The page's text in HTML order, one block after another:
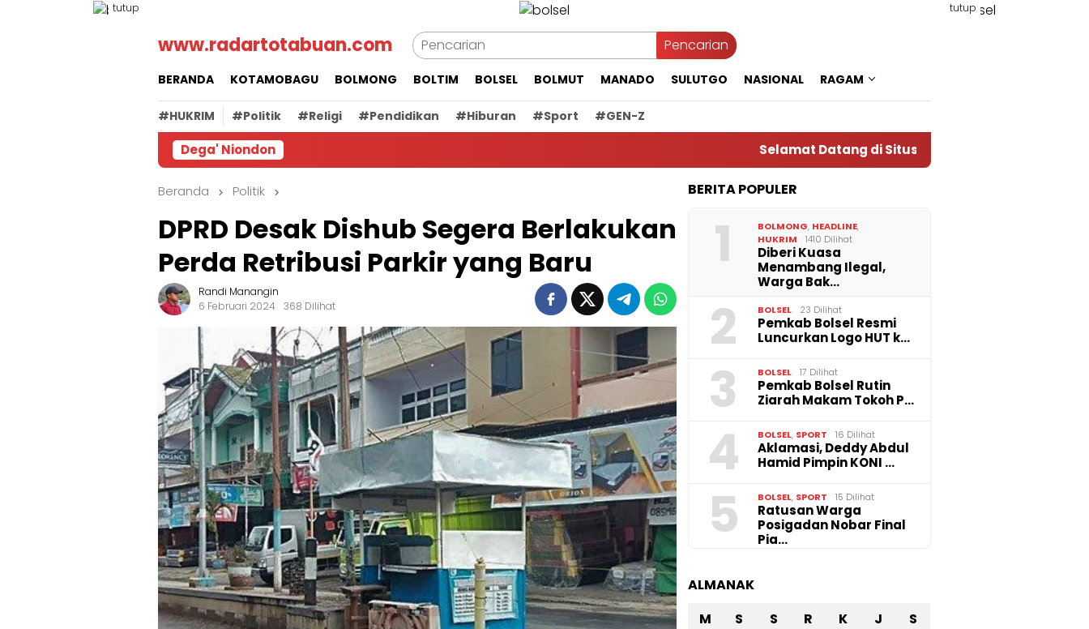
tutup tutup
www.radartotabuan.com Pencarian
BERANDA KOTAMOBAGU BOLMONG BOLTIM BOLSEL BOLMUT MANADO SULUTGO NASIONAL RAGAM
#HUKRIM #Politik #Religi #Pendidikan #Hiburan #Sport #GEN-Z
Dega' Niondon Selamat Datang di Situs Warta RADAR TOTABUAN,
Beranda Politik
DPRD Desak Dishub Segera Berlakukan
Perda Retribusi Parkir yang Baru
Randi Manangin
6 Februari 2024 368 Dilihat
BERITA POPULER
1 BOLMONG, HEADLINE,
HUKRIM
1410 Dilihat
Diberi Kuasa
Menambang Ilegal,
Warga Bak…
2 BOLSEL 23 Dilihat
Pemkab Bolsel Resmi
Luncurkan Logo HUT k…
3 BOLSEL 17 Dilihat
Pemkab Bolsel Rutin
Ziarah Makam Tokoh P…
4 BOLSEL, SPORT 16 Dilihat
Aklamasi, Deddy Abdul
Hamid Pimpin KONI …
5 BOLSEL, SPORT 15 Dilihat
‎Ratusan Warga
Posigadan Nobar Final
Pia…
ALMANAK
M S S R K J
S